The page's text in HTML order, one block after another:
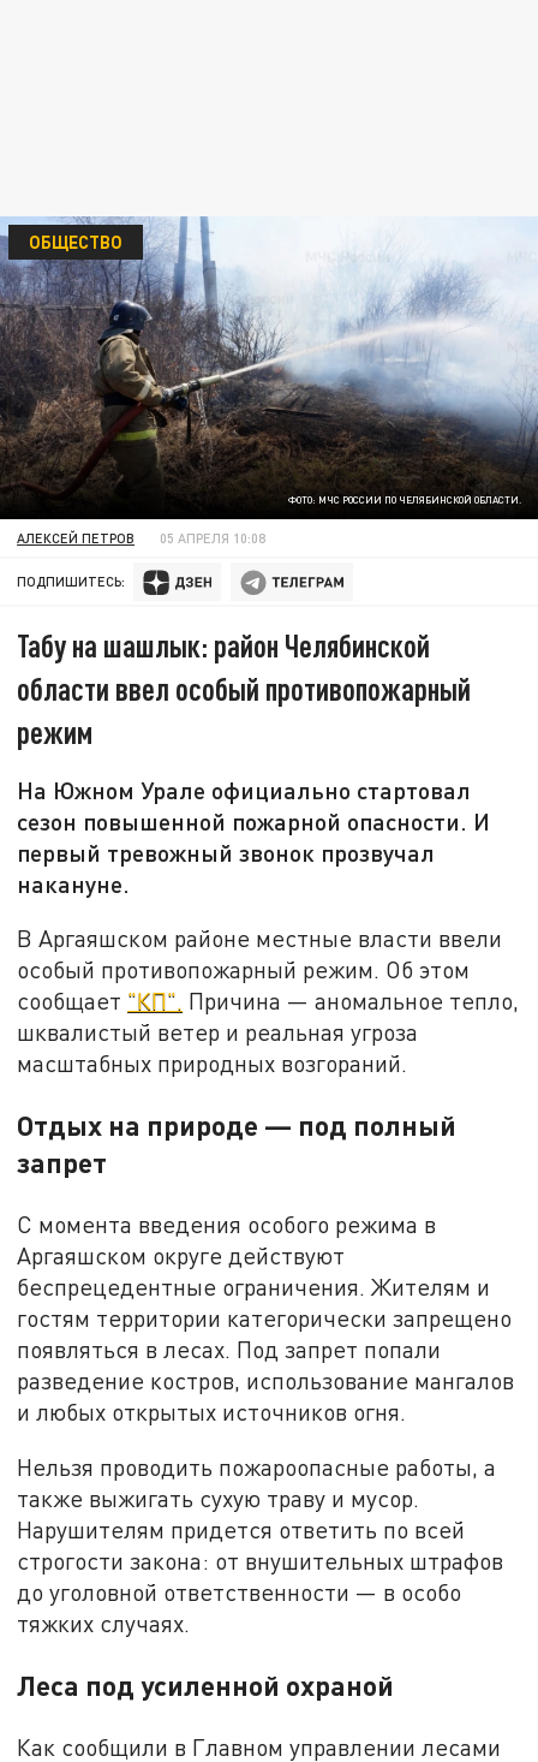
ФОТО: МЧС РОССИИ ПО ЧЕЛЯБИНСКОЙ ОБЛАСТИ.
ОБЩЕСТВО
АЛЕКСЕЙ ПЕТРОВ 05 АПРЕЛЯ 10:08
ПОДПИШИТЕСЬ:
Табу на шашлык: район Челябинской
области ввел особый противопожарный
режим
На Южном Урале официально стартовал
сезон повышенной пожарной опасности. И
первый тревожный звонок прозвучал
накануне.
В Аргаяшском районе местные власти ввели
особый противопожарный режим. Об этом
сообщает "КП". Причина — аномальное тепло,
шквалистый ветер и реальная угроза
масштабных природных возгораний.
Отдых на природе — под полный
запрет
С момента введения особого режима в
Аргаяшском округе действуют
беспрецедентные ограничения. Жителям и
гостям территории категорически запрещено
появляться в лесах. Под запрет попали
разведение костров, использование мангалов
и любых открытых источников огня.
Нельзя проводить пожароопасные работы, а
также выжигать сухую траву и мусор.
Нарушителям придется ответить по всей
строгости закона: от внушительных штрафов
до уголовной ответственности — в особо
тяжких случаях.
Леса под усиленной охраной
Как сообщили в Главном управлении лесами